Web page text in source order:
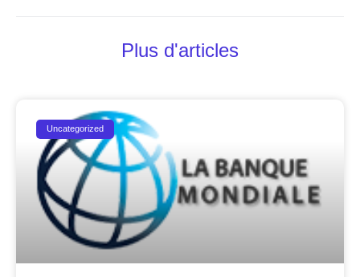
Plus d'articles
Uncategorized